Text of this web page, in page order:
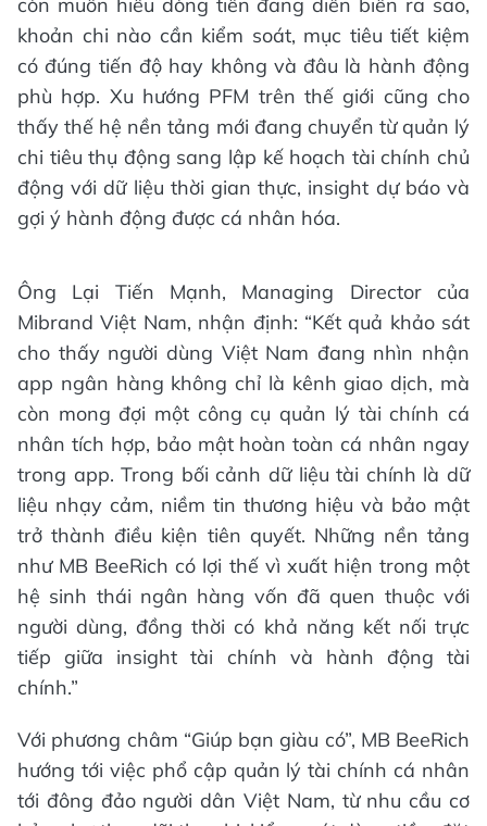
khoản chi nào cần kiểm soát, mục tiêu tiết kiệm
có đúng tiến độ hay không và đâu là hành động
phù hợp. Xu hướng PFM trên thế giới cũng cho
thấy thế hệ nền tảng mới đang chuyển từ quản lý
chi tiêu thụ động sang lập kế hoạch tài chính chủ
động với dữ liệu thời gian thực, insight dự báo và
gợi ý hành động được cá nhân hóa.
Ông Lại Tiến Mạnh, Managing Director của
Mibrand Việt Nam, nhận định: “Kết quả khảo sát
cho thấy người dùng Việt Nam đang nhìn nhận
app ngân hàng không chỉ là kênh giao dịch, mà
còn mong đợi một công cụ quản lý tài chính cá
nhân tích hợp, bảo mật hoàn toàn cá nhân ngay
trong app. Trong bối cảnh dữ liệu tài chính là dữ
liệu nhạy cảm, niềm tin thương hiệu và bảo mật
trở thành điều kiện tiên quyết. Những nền tảng
như MB BeeRich có lợi thế vì xuất hiện trong một
hệ sinh thái ngân hàng vốn đã quen thuộc với
người dùng, đồng thời có khả năng kết nối trực
tiếp giữa insight tài chính và hành động tài
chính.”
Với phương châm “Giúp bạn giàu có”, MB BeeRich
hướng tới việc phổ cập quản lý tài chính cá nhân
tới đông đảo người dân Việt Nam, từ nhu cầu cơ